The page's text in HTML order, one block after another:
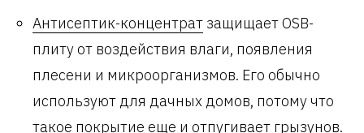
Антисептик-концентрат защищает OSB-
плиту от воздействия влаги, появления
плесени и микроорганизмов. Его обычно
используют для дачных домов, потому что
такое покрытие еще и отпугивает грызунов.